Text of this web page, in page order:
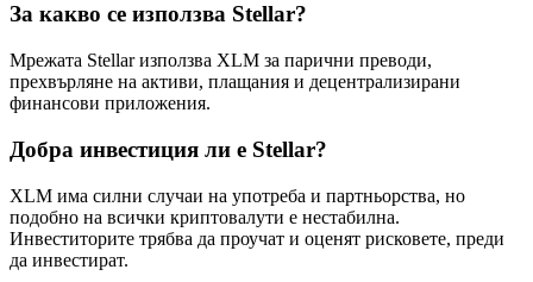
За какво се използва Stellar?
Мрежата Stellar използва XLM за парични преводи,
прехвърляне на активи, плащания и децентрализирани
финансови приложения.
Добра инвестиция ли е Stellar?
XLM има силни случаи на употреба и партньорства, но
подобно на всички криптовалути е нестабилна.
Инвеститорите трябва да проучат и оценят рисковете, преди
да инвестират.